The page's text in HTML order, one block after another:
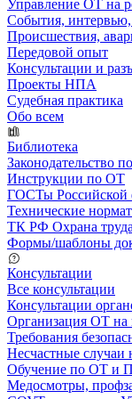
Управление ОТ на
События,
Происшествия,
Передовой опыт
Консультации и
Проекты НПА
Судебная практика
Обо всем
Библиотека
Законодательство
Инструкции по ОТ
ГОСТы Российской
Технические
ТК РФ Охрана труда
Формы/шаблоны
Консультации
Все консультации
Консультации
Организация ОТ
Требования
Несчастные случаи
Обучение по ОТ и
Медосмотры,